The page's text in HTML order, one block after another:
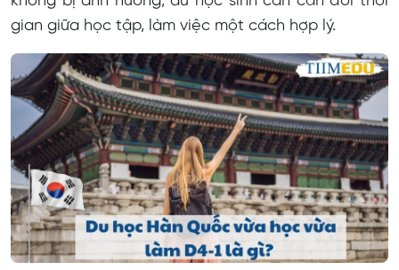
gian giữa học tập, làm việc một cách hợp lý.